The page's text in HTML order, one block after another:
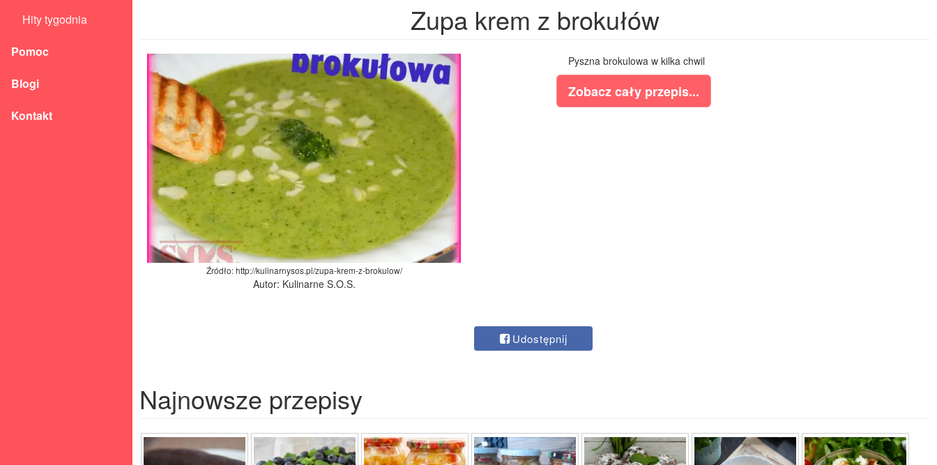
Hity tygodnia
Pomoc
Blogi
Kontakt
Zupa krem z brokułów
Źródło: http://kulinarnysos.pl/zupa-krem-z-brokulow/
Autor: Kulinarne S.O.S.
Pyszna brokulowa w kilka chwil
Zobacz cały przepis...
Udostępnij
Najnowsze przepisy